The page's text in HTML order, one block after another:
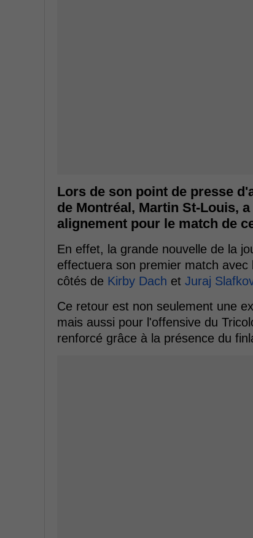
Lors de son point de presse
de Montréal, Martin St-Louis,
alignement pour le match de
En effet, la grande nouvelle de la
effectuera son premier match
côtés de Kirby Dach et Juraj
Ce retour est non seulement une
mais aussi pour l'offensive du
renforcé grâce à la présence du